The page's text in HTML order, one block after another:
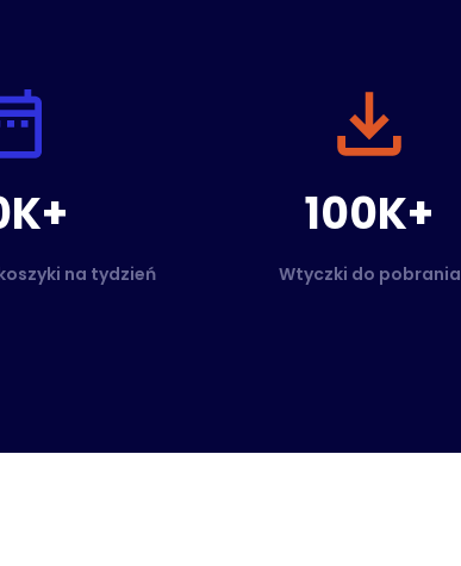
na tydzień
100K+
Wtyczki do pobrania